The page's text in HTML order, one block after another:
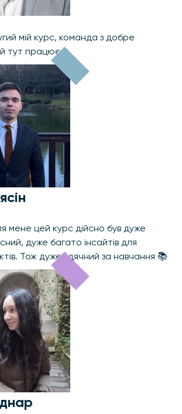
мій курс, команда з добре
тут працює.
мене цей курс дійсно був дуже
дуже багато інсайтів для
Тож дуже вдячний за навчання 📚